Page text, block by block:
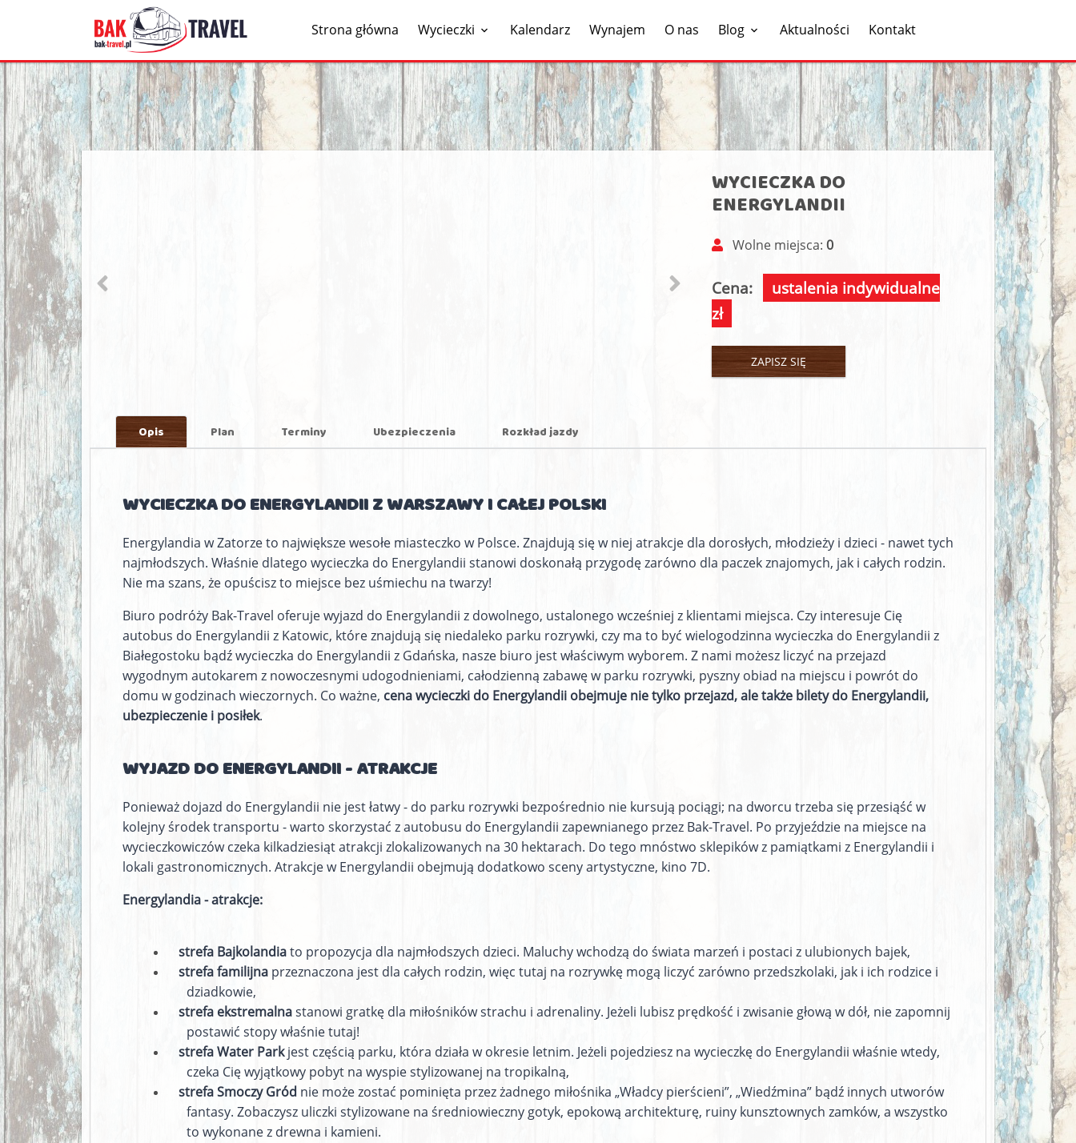
Strona główna Wycieczki Kalendarz Wynajem O nas Blog Aktualności Kontakt
WYCIECZKA DO
ENERGYLANDII
Wolne miejsca: 0
Cena:
ustalenia indywidualne
zł
ZAPISZ SIĘ
Opis Plan Terminy Ubezpieczenia Rozkład jazdy
WYCIECZKA DO ENERGYLANDII Z WARSZAWY I CAŁEJ POLSKI
Energylandia w Zatorze to największe wesołe miasteczko w Polsce. Znajdują się w niej atrakcje dla dorosłych, młodzieży i dzieci - nawet tych
najmłodszych. Właśnie dlatego wycieczka do Energylandii stanowi doskonałą przygodę zarówno dla paczek znajomych, jak i całych rodzin.
Nie ma szans, że opuścisz to miejsce bez uśmiechu na twarzy!
Biuro podróży Bak-Travel oferuje wyjazd do Energylandii z dowolnego, ustalonego wcześniej z klientami miejsca. Czy interesuje Cię
autobus do Energylandii z Katowic, które znajdują się niedaleko parku rozrywki, czy ma to być wielogodzinna wycieczka do Energylandii z
Białegostoku bądź wycieczka do Energylandii z Gdańska, nasze biuro jest właściwym wyborem. Z nami możesz liczyć na przejazd
wygodnym autokarem z nowoczesnymi udogodnieniami, całodzienną zabawę w parku rozrywki, pyszny obiad na miejscu i powrót do
domu w godzinach wieczornych. Co ważne, cena wycieczki do Energylandii obejmuje nie tylko przejazd, ale także bilety do Energylandii,
ubezpieczenie i posiłek.
WYJAZD DO ENERGYLANDII - ATRAKCJE
Ponieważ dojazd do Energylandii nie jest łatwy - do parku rozrywki bezpośrednio nie kursują pociągi; na dworcu trzeba się przesiąść w
kolejny środek transportu - warto skorzystać z autobusu do Energylandii zapewnianego przez Bak-Travel. Po przyjeździe na miejsce na
wycieczkowiczów czeka kilkadziesiąt atrakcji zlokalizowanych na 30 hektarach. Do tego mnóstwo sklepików z pamiątkami z Energylandii i
lokali gastronomicznych. Atrakcje w Energylandii obejmują dodatkowo sceny artystyczne, kino 7D.
Energylandia - atrakcje:
strefa Bajkolandiato propozycja dla najmłodszych dzieci. Maluchy wchodzą do świata marzeń i postaci z ulubionych bajek,
strefa familijna przeznaczona jest dla całych rodzin, więc tutaj na rozrywkę mogą liczyć zarówno przedszkolaki, jak i ich rodzice i
dziadkowie,
strefa ekstremalnastanowi gratkę dla miłośników strachu i adrenaliny. Jeżeli lubisz prędkość i zwisanie głową w dół, nie zapomnij
postawić stopy właśnie tutaj!
strefa Water Parkjest częścią parku, która działa w okresie letnim. Jeżeli pojedziesz na wycieczkę do Energylandii właśnie wtedy,
czeka Cię wyjątkowy pobyt na wyspie stylizowanej na tropikalną,
strefa Smoczy Gród nie może zostać pominięta przez żadnego miłośnika „Władcy pierścieni”, „Wiedźmina” bądź innych utworów
fantasy. Zobaczysz uliczki stylizowane na średniowieczny gotyk, epokową architekturę, ruiny kunsztownych zamków, a wszystko
to wykonane z drewna i kamieni.